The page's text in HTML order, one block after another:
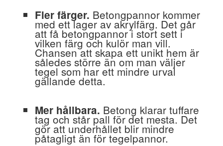
Fler färger. Betongpannor kommer
med ett lager av akrylfärg. Det går
att få betongpannor i stort sett i
vilken färg och kulör man vill.
Chansen att skapa ett unikt hem är
således större än om man väljer
tegel som har ett mindre urval
gällande detta.
Mer hållbara. Betong klarar tuffare
tag och står pall för det mesta. Det
gör att underhållet blir mindre
påtagligt än för tegelpannor.